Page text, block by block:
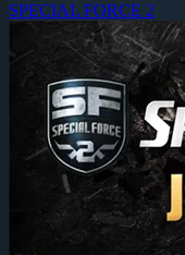
SPECIAL FORCE 2